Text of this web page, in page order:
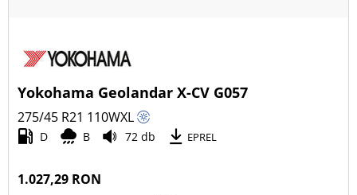
Yokohama Geolandar X-CV G057
275/45 R21 110WXL
D B 72 db EPREL
1.027,29 RON